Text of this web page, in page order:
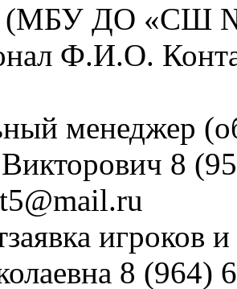
ДО «СШ №5
Ф.И.О.
менеджер
8
8 (964)